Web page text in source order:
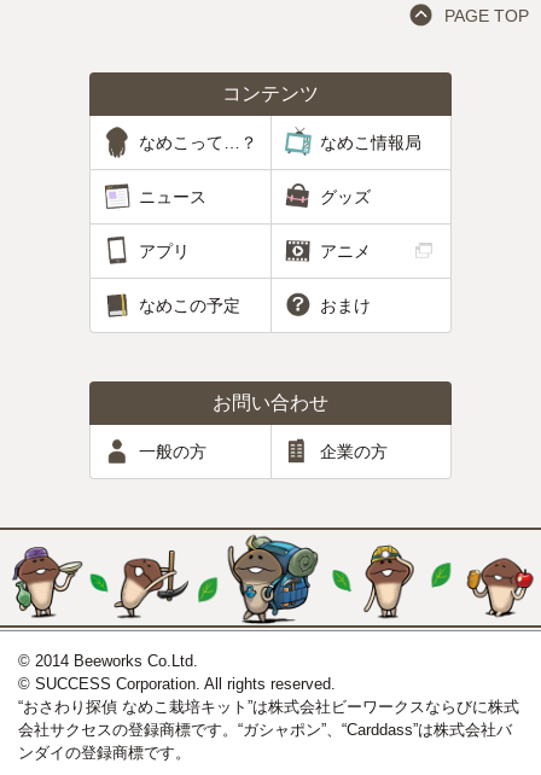
PAGE TOP
コンテンツ
なめこって…？ なめこ情報局
ニュース グッズ
アプリ アニメ
なめこの予定 おまけ
お問い合わせ
一般の方 企業の方
© 2014 Beeworks Co.Ltd.
© SUCCESS Corporation. All rights reserved.
“おさわり探偵 なめこ栽培キット”は株式会社ビーワークスならびに株式
会社サクセスの登録商標です。“ガシャポン”、“Carddass”は株式会社バ
ンダイの登録商標です。